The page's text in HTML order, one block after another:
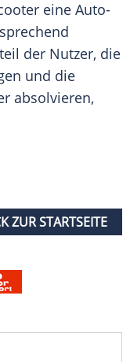
eine Auto-
der Nutzer, die
und die
absolvieren,
ZUR STARTSEITE